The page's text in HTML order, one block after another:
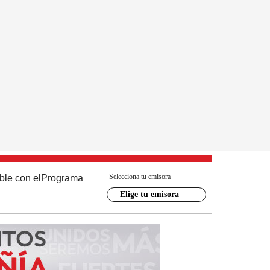
con el Programa Selecciona tu emisora
Elige tu emisora